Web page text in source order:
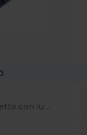
DUO MIRROR Specchietto con lucidalabbra